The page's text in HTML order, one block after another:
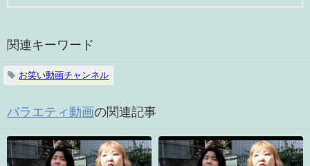
関連キーワード
お笑い動画チャンネル
バラエティ動画の関連記事